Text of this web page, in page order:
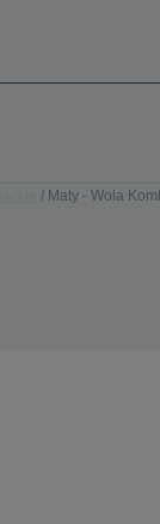
Maty - Wola